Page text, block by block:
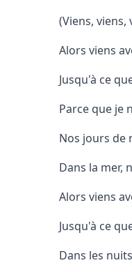
(Viens, viens,
Alors viens
Jusqu'à ce
Parce que je
Nos jours de
Dans la mer,
Alors viens
Jusqu'à ce
Dans les